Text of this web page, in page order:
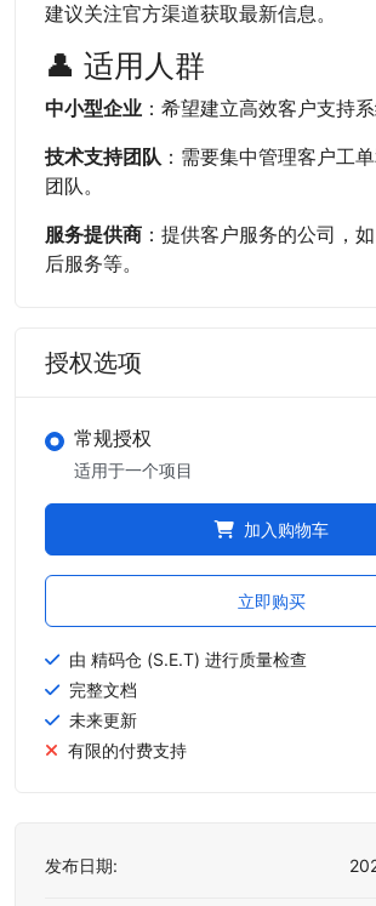
建议关注官方渠道获取最新信息。
👤 适用人群
中小型企业 ：希望建立高效客户支持系
技术支持团队 ：需要集中管理客户工
团队。
服务提供商 ：提供客户服务的公司，
后服务等。
授权选项
常规授权
适用于一个项目
加入购物车
立即购买
由 精码仓 (S.E.T) 进行质量检查
完整文档
未来更新
有限的付费支持
发布日期: